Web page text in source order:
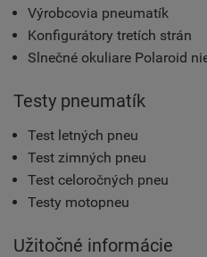
Výrobcovia pneumatík
Konfigurátory tretích strán
Slnečné okuliare Polaroid
Testy pneumatík
Test letných pneu
Test zimných pneu
Test celoročných pneu
Testy motopneu
Užitočné informácie